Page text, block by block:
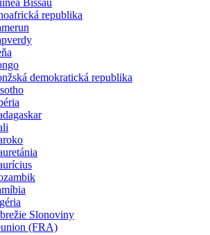
Bissau
republika
demokratická republika
Slonoviny
(FRA)